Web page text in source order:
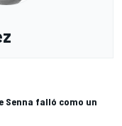
Senna falló como un